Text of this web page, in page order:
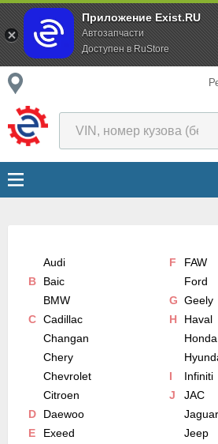
Приложение Exist.RU
Автозапчасти
Доступен в RuStore
Audi
B
Baic
BMW
C Cadillac
Changan
Chery
Chevrolet
Citroen
D
Daewoo
E
Exeed
F
FAW
Ford
G Geely
H
Haval
Honda
I
Infiniti
J
JAC
Jaguar
Jeep